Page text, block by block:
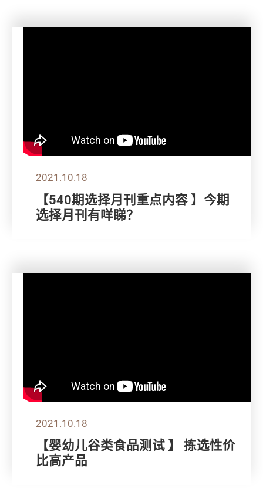
2021.10.18
【540期选择月刊重点内容 】今期
选择月刊有咩睇？
2021.10.18
【婴幼儿谷类食品测试 】 拣选性价
比高产品